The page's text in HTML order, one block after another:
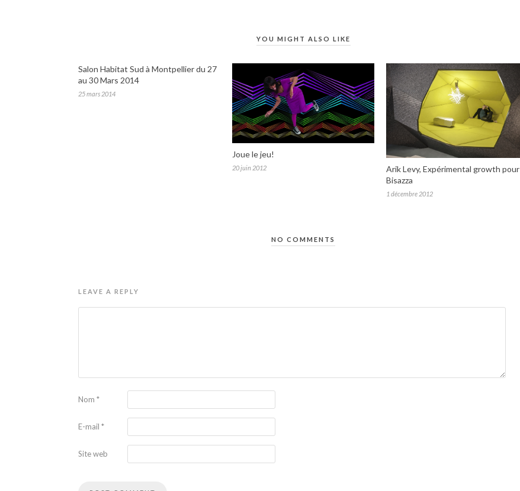
YOU MIGHT ALSO LIKE
Salon Habitat Sud à Montpellier du 27
au 30 Mars 2014
25 mars 2014
Joue le jeu!
20 juin 2012
Arik Levy, Expérimental growth pour
Bisazza
1 décembre 2012
NO COMMENTS
LEAVE A REPLY
Nom *
E-mail *
Site web